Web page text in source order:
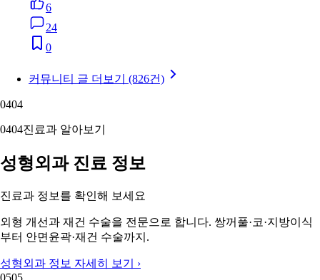
6
24
0
커뮤니티 글 더보기 (826건)
0404
0404진료과 알아보기
성형외과 진료 정보
진료과 정보를 확인해 보세요
외형 개선과 재건 수술을 전문으로 합니다. 쌍꺼풀·코·지방이식
부터 안면윤곽·재건 수술까지.
성형외과 정보 자세히 보기 ›
0505